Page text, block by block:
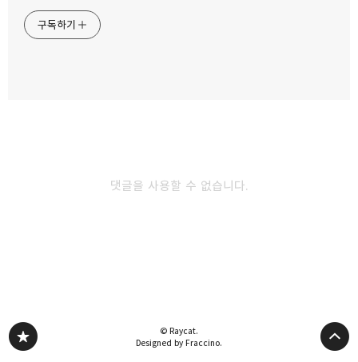
구독하기
댓글을 사용할 수 없습니다.
나트랑 여행자 거리의 밤 풍경 입이 즐거운
야식거리들
베트남 나트랑 야시장 구경하기 주의할 점
© Raycat.
Designed by Fraccino.